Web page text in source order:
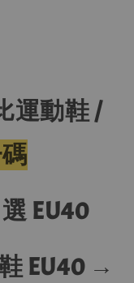
運動鞋 /
EU40
EU40 →